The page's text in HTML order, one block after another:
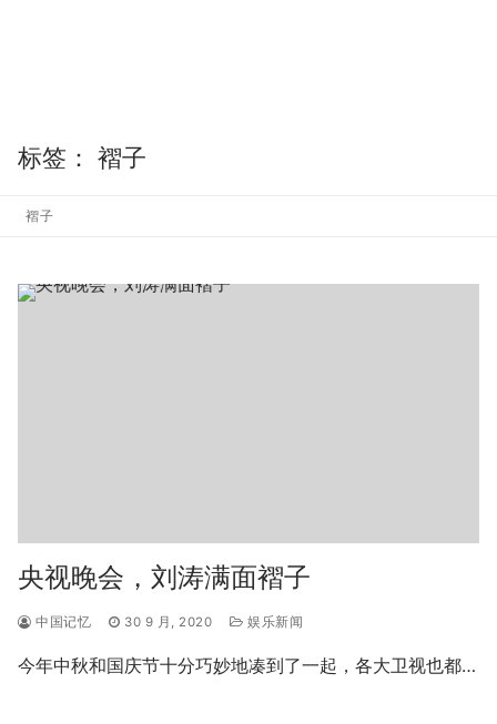
标签： 褶子
褶子
央视晚会，刘涛满面褶子
中国记忆 30 9 月, 2020 娱乐新闻
今年中秋和国庆节十分巧妙地凑到了一起，各大卫视也都…